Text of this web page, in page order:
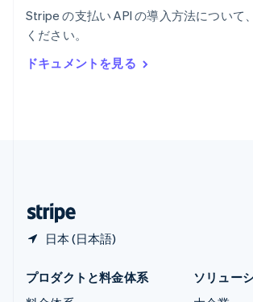
Stripe の支払い API の導入方法について
ください。
ドキュメントを見る
日本 (日本語)
リヒテンシュタイン
Deutsch
ルーマニア
English
プロダクトと料金体系
ソリュー